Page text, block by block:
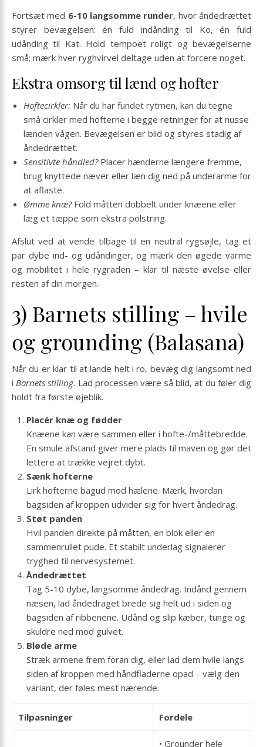
Fortsæt med 6-10 langsomme runder, hvor åndedrættet
styrer bevægelsen: én fuld indånding til Ko, én fuld
udånding til Kat. Hold tempoet roligt og bevægelserne
små; mærk hver ryghvirvel deltage uden at forcere noget.
Ekstra omsorg til lænd og hofter
Hoftecirkler: Når du har fundet rytmen, kan du tegne
små cirkler med hofterne i begge retninger for at nusse
lænden vågen. Bevægelsen er blid og styres stadig af
åndedrættet.
Sensitivte håndled?Placer hænderne længere fremme,
brug knyttede næver eller læn dig ned på underarme for
at aflaste.
Ømme knæ?Fold måtten dobbelt under knæene eller
læg et tæppe som ekstra polstring.
Afslut ved at vende tilbage til en neutral rygsøjle, tag et
par dybe ind- og udåndinger, og mærk den øgede varme
og mobilitet i hele rygraden – klar til næste øvelse eller
resten af din morgen.
3) Barnets stilling – hvile
og grounding (Balasana)
Når du er klar til at lande helt i ro, bevæg dig langsomt ned
iBarnets stilling. Lad processen være så blid, at du føler dig
holdt fra første øjeblik.
Placér knæ og fødder
Knæene kan være sammen eller i hofte-/måttebredde.
En smule afstand giver mere plads til maven og gør det
lettere at trække vejret dybt.
Sænk hofterne
Lirk hofterne bagud mod hælene. Mærk, hvordan
bagsiden af kroppen udvider sig for hvert åndedrag.
Støt panden
Hvil panden direkte på måtten, en blok eller en
sammenrullet pude. Et stabilt underlag signalerer
tryghed til nervesystemet.
Åndedrættet
Tag 5-10 dybe, langsomme åndedrag. Indånd gennem
næsen, lad åndedraget brede sig helt ud i siden og
bagsiden af ribbenene. Udånd og slip kæber, tunge og
skuldre ned mod gulvet.
Bløde arme
Stræk armene frem foran dig, eller lad dem hvile langs
siden af kroppen med håndfladerne opad – vælg den
variant, der føles mest nærende.
Tilpasninger Fordele
• Grounder hele